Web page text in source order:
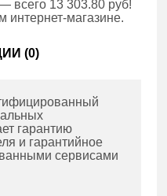
всего 13 303.80 руб!
интернет-магазине.
(0)
гарантию
и гарантийное
сервисами